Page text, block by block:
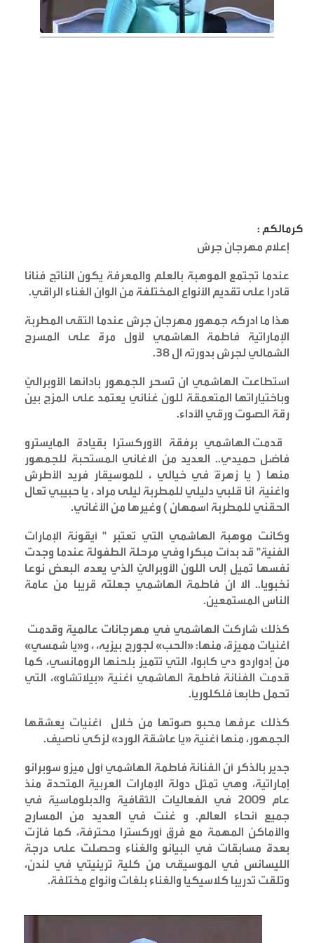
كرمالكم :
إعلام مهرجان جرش
عندما تجتمع الموهبة بالعلم والمعرفة يكون الناتج فنانا
قادرا على تقديم الأنواع المختلفة من الوان الغناء الراقي.
هذا ما ادركه جمهور مهرجان جرش عندما التقى المطربة
الإماراتية فاطمة الهاشمي لأول مرة على المسرح
الشمالي لجرش بدورته ال 38
.
استطاعت الهاشمي ان تسحر الجمهور بادائها الأوبراليّ
وباختياراتها المتعمقة للون غنائي يعتمد على المزج بين
رقة الصوت ورقي الأداء.
قدمت الهاشمي برفقة الأوركسترا بقيادة المايسترو
فاضل حميدي.. العديد من الاغاني المستحبة للجمهور
منها ( يا زهرةً في خيالي ، للموسيقار فريد الأطرش
واغنية انا قلبي دليلي للمطربة ليلى مراد ، يا حبيبي تعال
الحقني للمطربة اسمهان ) وغيرها من الأغاني.
وكانت موهبة الهاشمي التي تعتبر " أيقونة الإمارات
الفنية" قد بدأت مبكرا وفي مرحلة الطفولة عندما وجدت
نفسها تميل إلى اللون الأوبراليّ الذي يعده البعض نوعا
نخبويا.. الا ان فاطمة الهاشمي جعلته قريبا من عامة
الناس المستمعين.
كذلك شاركت الهاشمي في مهرجانات عالمية وقدمت
اغنيات مميزة، منها: «الحب» لجورج بيزيه، ، و«يا شمسي»
من إدواردو دي كابوا، التي تتميز بلحنها الرومانسي، كما
قدمت الفنانة فاطمة الهاشمي أغنية «بيلاتشاو»، التي
تحمل طابعاً فلكلورياً.
كذلك عرفها محبو صوتها من خلال أغنيات يعشقها
الجمهور، منها أغنية «يا عاشقة الورد» لزكي ناصيف.
جدير بالذكر أن الفنانة فاطمة الهاشمي أول ميزو سوبرانو
إماراتية، وهي تمثل دولة الإمارات العربية المتحدة منذ
عام 2009 في الفعاليات الثقافية والدبلوماسية في
جميع أنحاء العالم. و غنت في العديد من المسارح
والأماكن المهمة مع فرق أوركسترا محترفة، كما فازت
بعدة مسابقات في البيانو والغناء وحصلت على درجة
الليسانس في الموسيقى من كلية ترينيتي في لندن،
وتلقت تدريبا كلاسيكيا والغناء بلغات وأنواع مختلفة.